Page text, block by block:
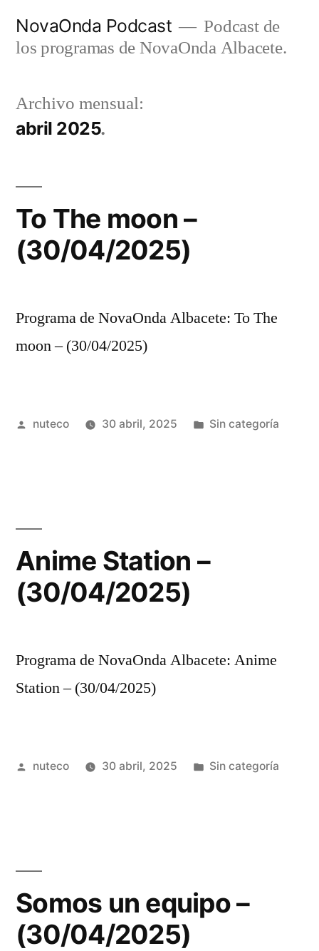
NovaOnda Podcast
Podcast de
los programas de NovaOnda Albacete.
Archivo mensual:
abril 2025
To The moon –
(30/04/2025)
Programa de NovaOnda Albacete: To The
moon – (30/04/2025)
Publicada
nuteco 30 abril, 2025
Publicada
Sin categoría
Anime Station –
(30/04/2025)
Programa de NovaOnda Albacete: Anime
Station – (30/04/2025)
Publicada
nuteco 30 abril, 2025
Publicada
Sin categoría
Somos un equipo –
(30/04/2025)